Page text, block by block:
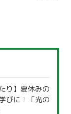
り】夏休みの
びに！「光の